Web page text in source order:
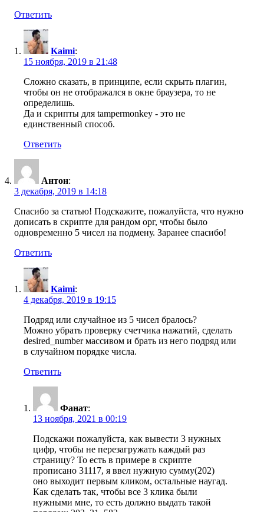
Ответить
Kaimi:
15 ноября, 2019 в 21:48
Сложно сказать, в принципе, если скрыть плагин,
чтобы он не отображался в окне браузера, то не
определишь.
Да и скрипты для tampermonkey - это не
единственный способ.
Ответить
Антон:
3 декабря, 2019 в 14:18
Спасибо за статью! Подскажите, пожалуйста, что нужно
дописать в скрипте для рандом орг, чтобы было
одновременно 5 чисел на подмену. Заранее спасибо!
Ответить
Kaimi:
4 декабря, 2019 в 19:15
Подряд или случайное из 5 чисел бралось?
Можно убрать проверку счетчика нажатий, сделать
desired_number массивом и брать из него подряд или
в случайном порядке числа.
Ответить
Фанат:
13 ноября, 2021 в 00:19
Подскажи пожалуйста, как вывести 3 нужных
цифр, чтобы не перезагружать каждый раз
страницу? То есть в примере в скрипте
прописано 31117, я ввел нужную сумму(202)
оно выходит первым кликом, остальные наугад.
Как сделать так, чтобы все 3 клика были
нужными мне, то есть должно выдать такой